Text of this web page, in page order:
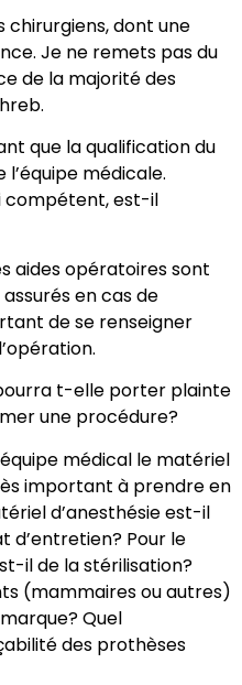
chirurgiens, dont une
Je ne remets pas du
de la majorité des
que la qualification du
l’équipe médicale.
compétent, est-il
aides opératoires sont
en cas de
de se renseigner
t-elle porter plainte
une procédure?
médical le matériel
important à prendre en
d’anesthésie est-il
d’entretien? Pour le
il de la stérilisation?
(mammaires ou autres)
Quel
des prothèses